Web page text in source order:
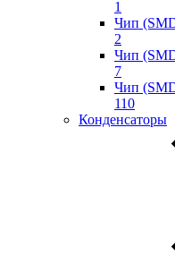
1
Чип
2
Чип
7
Чип
110
Конденсаторы